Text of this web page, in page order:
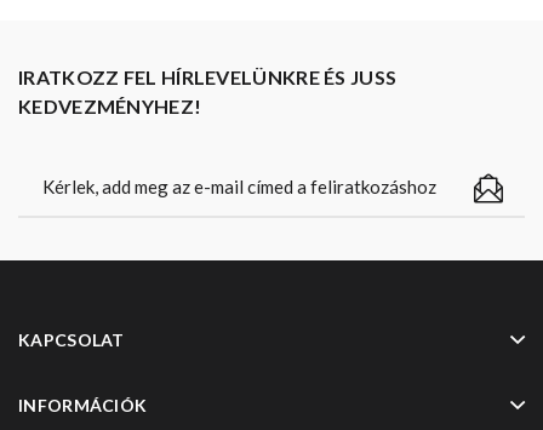
IRATKOZZ FEL HÍRLEVELÜNKRE ÉS JUSS
KEDVEZMÉNYHEZ!
KAPCSOLAT
INFORMÁCIÓK